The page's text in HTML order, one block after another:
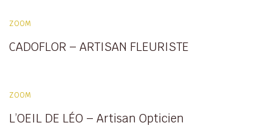
ZOOM
CADOFLOR – ARTISAN FLEURISTE
ZOOM
L’OEIL DE LÉO – Artisan Opticien